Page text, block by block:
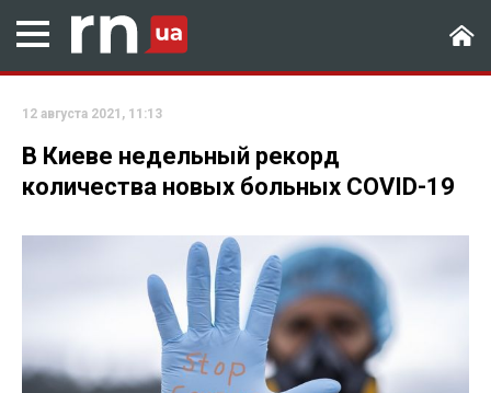
12 августа 2021, 11:13
В Киеве недельный рекорд
количества новых больных COVID-19